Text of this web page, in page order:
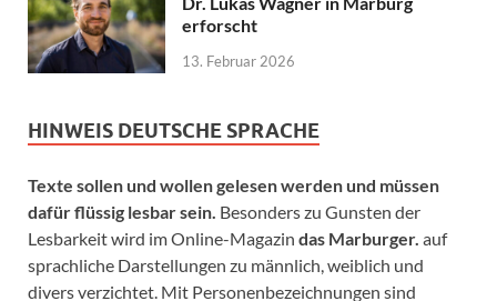
erforscht
13. Februar 2026
HINWEIS DEUTSCHE SPRACHE
Texte sollen und wollen gelesen werden und müssen
dafür flüssig lesbar sein. Besonders zu Gunsten der
Lesbarkeit wird im Online-Magazin das Marburger. auf
sprachliche Darstellungen zu männlich, weiblich und
divers verzichtet. Mit Personenbezeichnungen sind